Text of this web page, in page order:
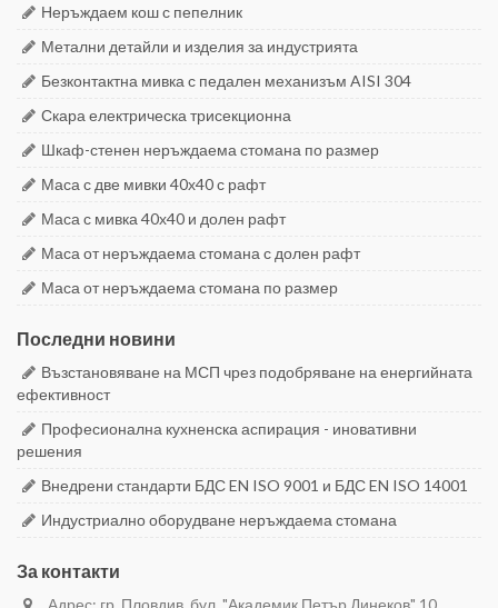
Неръждаем кош с пепелник
Метални детайли и изделия за индустрията
Безконтактна мивка с педален механизъм AISI 304
Скара електрическа трисекционна
Шкаф-стенен неръждаема стомана по размер
Маса с две мивки 40х40 с рафт
Маса с мивка 40х40 и долен рафт
Маса от неръждаема стомана с долен рафт
Маса от неръждаема стомана по размер
Последни новини
Възстановяване на МСП чрез подобряване на енергийната
ефективност
Професионална кухненска аспирация - иновативни
решения
Внедрени стандарти БДС EN ISO 9001 и БДС EN ISO 14001
Индустриално оборудване неръждаема стомана
За контакти